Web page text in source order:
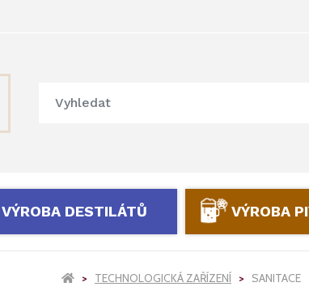
VÝROBA DESTILÁTŮ VÝROBA
TECHNOLOGICKÁ ZAŘÍZENÍ SANITACE